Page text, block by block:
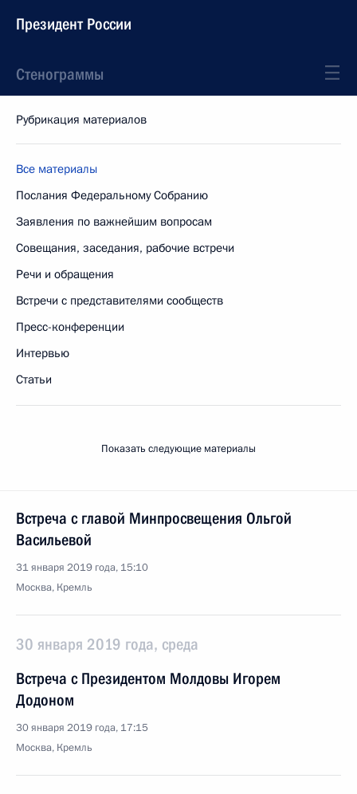
Президент России
Стенограммы
Рубрикация материалов
Все материалы
Послания Федеральному Собранию
Заявления по важнейшим вопросам
Совещания, заседания, рабочие встречи
Речи и обращения
Встречи с представителями сообществ
Пресс-конференции
Интервью
Статьи
Показать следующие материалы
Встреча с главой Минпросвещения Ольгой
Васильевой
31 января 2019 года, 15:10
Москва, Кремль
30 января 2019 года, среда
Встреча с Президентом Молдовы Игорем
Додоном
30 января 2019 года, 17:15
Москва, Кремль